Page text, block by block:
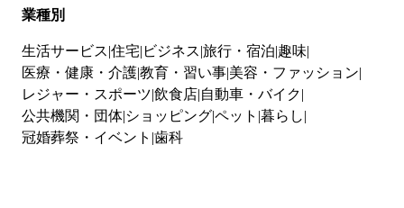
業種別
生活サービス 住宅 ビジネス 旅行・宿泊 趣味
医療・健康・介護教育・習い事 美容・ファッション
レジャー・スポーツ 飲食店 自動車・バイク
公共機関・団体 ショッピングペット 暮らし
冠婚葬祭・イベント 歯科